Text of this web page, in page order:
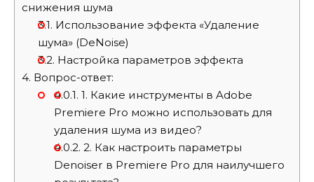
снижения шума
3.1. Использование эффекта «Удаление
шума» (DeNoise)
3.2. Настройка параметров эффекта
4. Вопрос-ответ:
4.0.1. 1. Какие инструменты в Adobe
Premiere Pro можно использовать для
удаления шума из видео?
4.0.2. 2. Как настроить параметры
Denoiser в Premiere Pro для наилучшего